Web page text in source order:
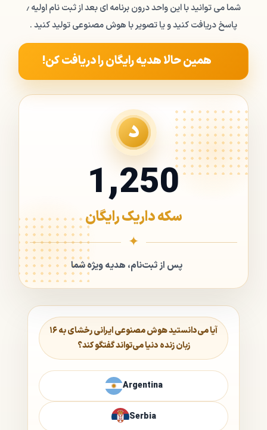
د
1,250
سکه داریک رایگان
پس از ثبت‌نام، هدیه ویژه شما
شما می توانید با این واحد درون برنامه ای بعد از ثبت نام اولیه ٫
پاسخ دریافت کنید و یا تصویر با هوش مصنوعی تولید کنید .
همین حالا هدیه رایگان را دریافت کن!
آیا می‌دانستید هوش مصنوعی ایرانی رخشای به ۱۶
زبان زنده دنیا می‌تواند گفتگو کند؟
Argentina
Serbia